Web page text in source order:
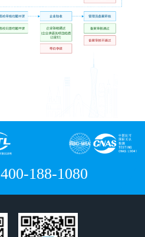
400-188-1080